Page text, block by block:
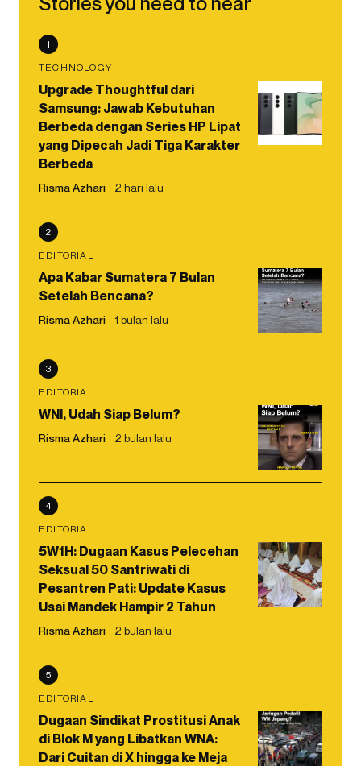
1
TECHNOLOGY
Upgrade Thoughtful dari
Samsung: Jawab Kebutuhan
Berbeda dengan Series HP Lipat
yang Dipecah Jadi Tiga Karakter
Berbeda
Risma Azhari 2 hari lalu
2
EDITORIAL
Apa Kabar Sumatera 7 Bulan
Setelah Bencana?
Risma Azhari 1 bulan lalu
3
EDITORIAL
WNI, Udah Siap Belum?
Risma Azhari 2 bulan lalu
4
EDITORIAL
5W1H: Dugaan Kasus Pelecehan
Seksual 50 Santriwati di
Pesantren Pati: Update Kasus
Usai Mandek Hampir 2 Tahun
Risma Azhari 2 bulan lalu
5
EDITORIAL
Dugaan Sindikat Prostitusi Anak
di Blok M yang Libatkan WNA:
Dari Cuitan di X hingga ke Meja